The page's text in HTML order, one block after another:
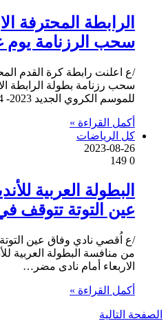
سحب الرزنامة
/ع اعلنت رابطة كرة القدم
سحب رزنامة بطولة الرابطة
للموسم الكروي الجديد 2023- 2024،…
أكمل القراءة »
كل الرياضات
2023-08-26
0
البطولة العربية
عين التوتة تتوقف
/ع اُقصي نادي وفاق عين
الاربعاء أمام نادى مضر…
أكمل القراءة »
الصفحة التالية